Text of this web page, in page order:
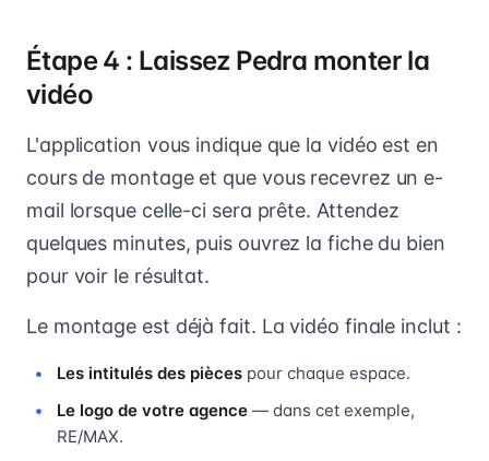
Étape 4 : Laissez Pedra monter la
vidéo
L'application vous indique que la vidéo est en
cours de montage et que vous recevrez un e-
mail lorsque celle-ci sera prête. Attendez
quelques minutes, puis ouvrez la fiche du bien
pour voir le résultat.
Le montage est déjà fait. La vidéo finale inclut :
Les intitulés des pièces pour chaque espace.
Le logo de votre agence — dans cet exemple,
RE/MAX.